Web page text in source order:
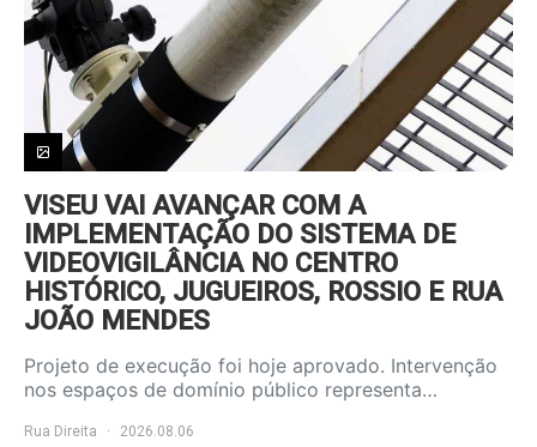
VISEU VAI AVANÇAR COM A
IMPLEMENTAÇÃO DO SISTEMA DE
VIDEOVIGILÂNCIA NO CENTRO
HISTÓRICO, JUGUEIROS, ROSSIO E RUA
JOÃO MENDES
Projeto de execução foi hoje aprovado. Intervenção
nos espaços de domínio público representa…
Rua Direita 2026.08.06